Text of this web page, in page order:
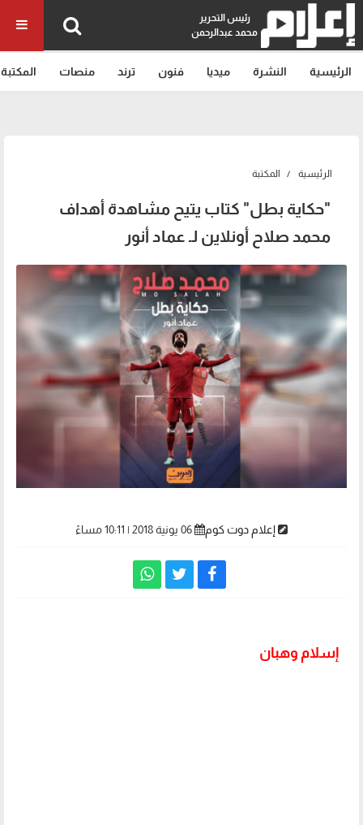
رئيس التحرير
محمد عبدالرحمن
الرئيسية النشرة ميديا فنون ترند منصات المكتبة
الرئيسية المكتبة
"حكاية بطل" كتاب يتيح مشاهدة أهداف
محمد صلاح أونلاين لـ عماد أنور
إعلام دوت كوم
إسلام وهبان